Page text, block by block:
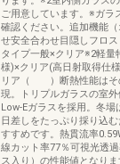
ご用意しています。※ガラ
確認ください。追加機能
せ安全合わせ目隠しフロ
タイプ一般×クリア※2軽
様)×クリア(高日射取得
リア（ ）断熱性能はそ
現。トリプルガラスの室
Low-Eガラスを採用。冬
日差しをたっぷり採り込
すすめです。熱貫流率
線カット率77％可視光透
ス入り）の性能値となり